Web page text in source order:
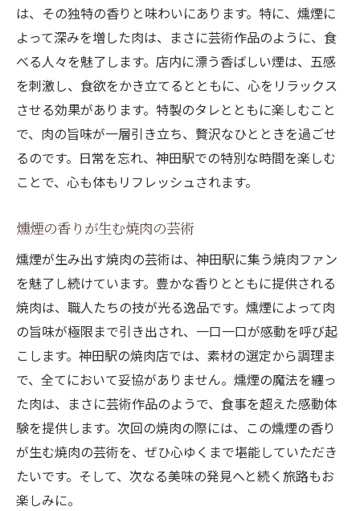
は、その独特の香りと味わいにあります。特に、燻煙に
よって深みを増した肉は、まさに芸術作品のように、食
べる人々を魅了します。店内に漂う香ばしい煙は、五感
を刺激し、食欲をかき立てるとともに、心をリラックス
させる効果があります。特製のタレとともに楽しむこと
で、肉の旨味が一層引き立ち、贅沢なひとときを過ごせ
るのです。日常を忘れ、神田駅での特別な時間を楽しむ
ことで、心も体もリフレッシュされます。
燻煙の香りが生む焼肉の芸術
燻煙が生み出す焼肉の芸術は、神田駅に集う焼肉ファン
を魅了し続けています。豊かな香りとともに提供される
焼肉は、職人たちの技が光る逸品です。燻煙によって肉
の旨味が極限まで引き出され、一口一口が感動を呼び起
こします。神田駅の焼肉店では、素材の選定から調理ま
で、全てにおいて妥協がありません。燻煙の魔法を纏っ
た肉は、まさに芸術作品のようで、食事を超えた感動体
験を提供します。次回の焼肉の際には、この燻煙の香り
が生む焼肉の芸術を、ぜひ心ゆくまで堪能していただき
たいです。そして、次なる美味の発見へと続く旅路もお
楽しみに。